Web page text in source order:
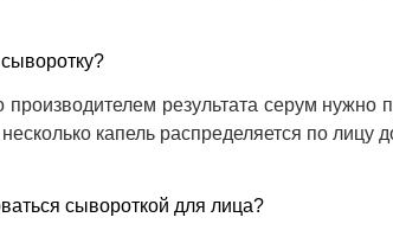
производителем результата серум
капель распределяется по лицу
сывороткой для лица?